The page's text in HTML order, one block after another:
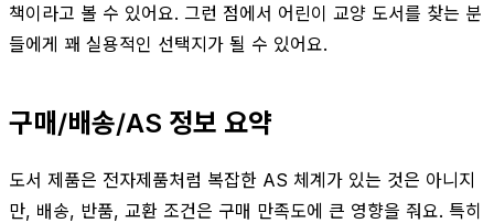
책이라고 볼 수 있어요. 그런 점에서 어린이 교양 도서를 찾는 분
들에게 꽤 실용적인 선택지가 될 수 있어요.
구매/배송/AS 정보 요약
도서 제품은 전자제품처럼 복잡한 AS 체계가 있는 것은 아니지
만, 배송, 반품, 교환 조건은 구매 만족도에 큰 영향을 줘요. 특히